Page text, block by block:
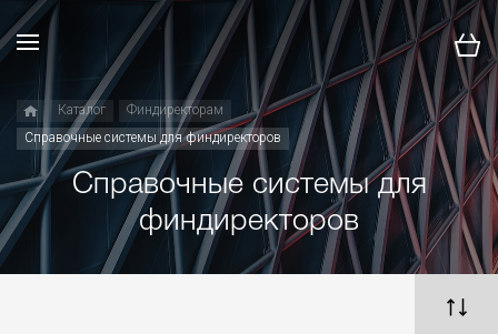
Каталог
Финдиректорам
Справочные системы для финдиректоров
Справочные системы для
финдиректоров